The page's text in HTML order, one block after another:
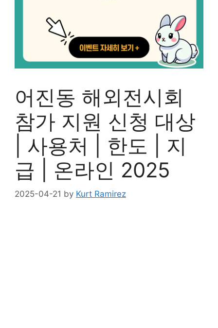
어진동 해외전시회
참가 지원 신청 대상
| 사용처 | 한도 | 지
급 | 온라인 2025
2025-04-21 by Kurt Ramirez